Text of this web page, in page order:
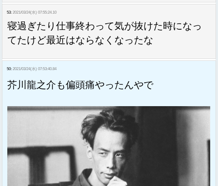
53: 2021/03/24(水) 07:55:24.10
寝過ぎたり仕事終わって気が抜けた時になっ
てたけど最近はならなくなったな
50: 2021/03/24(水) 07:53:40.84
芥川龍之介も偏頭痛やったんやで